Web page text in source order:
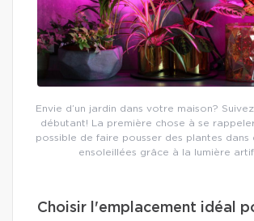
Envie d’un jardin dans votre maison?
débutant! La première chose à se
possible de faire pousser des plantes dans
ensoleillées grâce à la lumière
Choisir l'emplacement idéal